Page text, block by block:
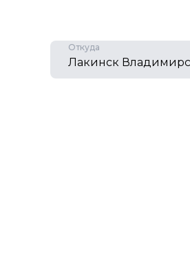
Откуда